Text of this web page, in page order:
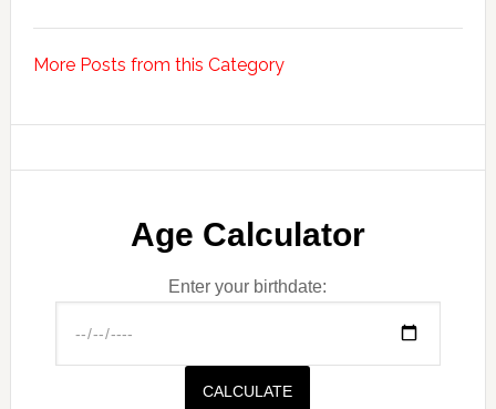
More Posts from this Category
Age Calculator
Enter your birthdate:
CALCULATE